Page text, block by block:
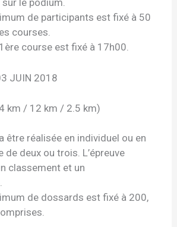
de participants est fixé à 50
courses.
course est fixé à 17h00.
JUIN 2018
km / 12 km / 2.5 km)
être réalisée en individuel ou en
de deux ou trois. L’épreuve
classement et un
de dossards est fixé à 200,